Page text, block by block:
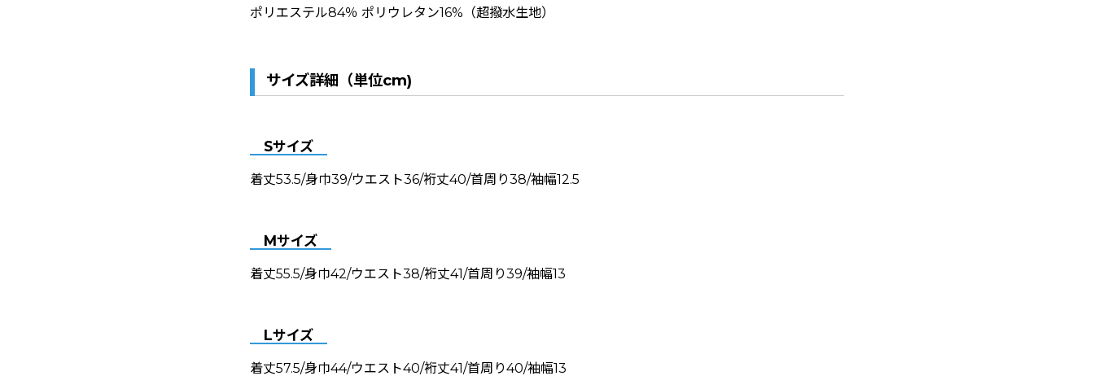
ポリエステル84％ ポリウレタン16%（超撥水生地）
サイズ詳細（単位cm)
Sサイズ
着丈53.5/身巾39/ウエスト36/裄丈40/首周り38/袖幅12.5
Mサイズ
着丈55.5/身巾42/ウエスト38/裄丈41/首周り39/袖幅13
Lサイズ
着丈57.5/身巾44/ウエスト40/裄丈41/首周り40/袖幅13